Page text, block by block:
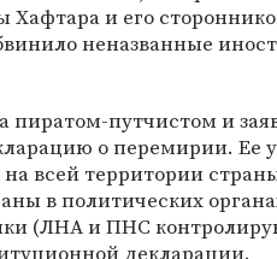
и его
неназванные
пиратом-путчистом и
о перемирии. Ее
всей территории
в политических
(ЛНА и ПНС
декларации.